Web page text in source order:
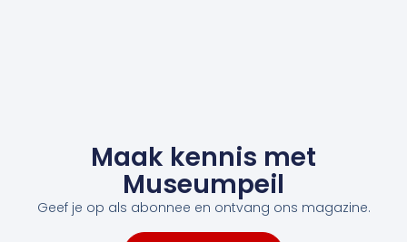
Maak kennis met
Museumpeil
Geef je op als abonnee en ontvang ons magazine.